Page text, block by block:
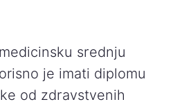
srednju
je imati diplomu
od zdravstvenih